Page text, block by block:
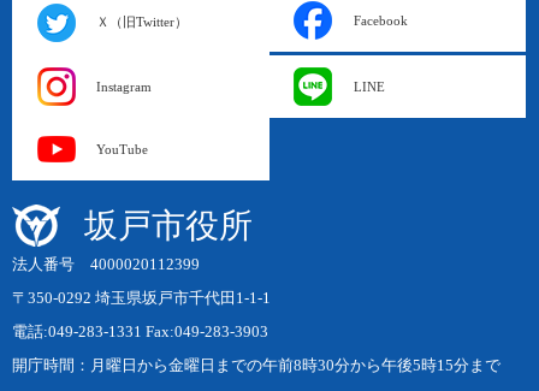
Ｘ（旧Twitter） Facebook
Instagram LINE
YouTube
坂戸市役所
法人番号 4000020112399
〒350-0292 埼玉県坂戸市千代田1-1-1
電話:049-283-1331 Fax:049-283-3903
開庁時間：月曜日から金曜日までの午前8時30分から午後5時15分まで